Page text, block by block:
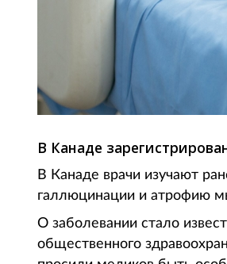
В Канаде
В Канаде врачи изучают
галлюцинации и атрофию
О заболевании стало
общественного